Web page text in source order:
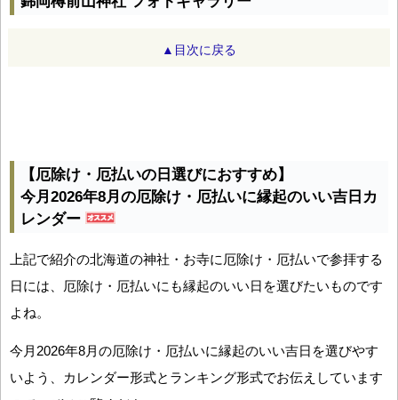
▲目次に戻る
【厄除け・厄払いの日選びにおすすめ】
今月2026年8月の厄除け・厄払いに縁起のいい吉日カ
レンダー
上記で紹介の北海道の神社・お寺に厄除け・厄払いで参拝する
日には、厄除け・厄払いにも縁起のいい日を選びたいものです
よね。
今月2026年8月の厄除け・厄払いに縁起のいい吉日を選びやす
いよう、カレンダー形式とランキング形式でお伝えしています